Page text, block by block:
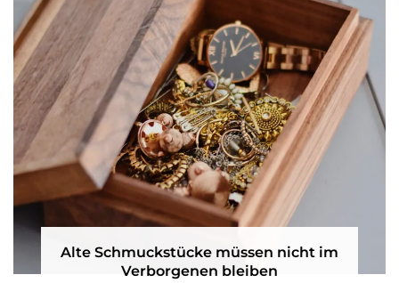
Alte Schmuckstücke müssen nicht im
Verborgenen bleiben